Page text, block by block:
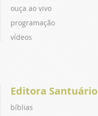
ouça ao vivo
programação
vídeos
Editora Santuário
bíblias